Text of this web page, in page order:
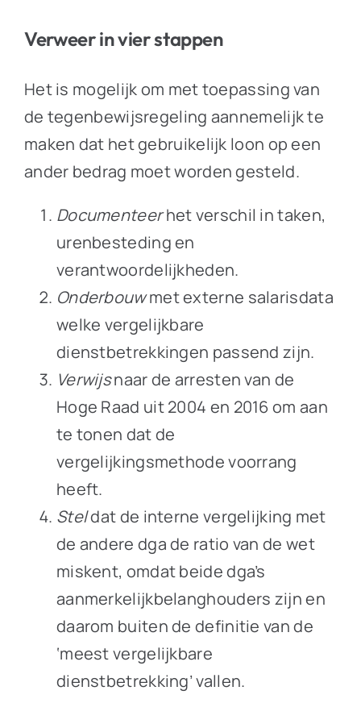
Verweer in vier stappen
Het is mogelijk om met toepassing van
de tegenbewijsregeling aannemelijk te
maken dat het gebruikelijk loon op een
ander bedrag moet worden gesteld.
Documenteerhet verschil in taken,
urenbesteding en
verantwoordelijkheden.
Onderbouwmet externe salarisdata
welke vergelijkbare
dienstbetrekkingen passend zijn.
Verwijsnaar de arresten van de
Hoge Raad uit 2004 en 2016 om aan
te tonen dat de
vergelijkingsmethode voorrang
heeft.
Steldat de interne vergelijking met
de andere dga de ratio van de wet
miskent, omdat beide dga’s
aanmerkelijkbelanghouders zijn en
daarom buiten de definitie van de
‘meest vergelijkbare
dienstbetrekking’ vallen.